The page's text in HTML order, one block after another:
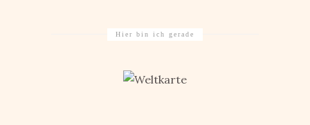
Hier bin ich gerade